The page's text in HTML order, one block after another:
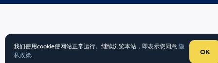
我们使用cookie使网站正常运行。继续浏览本站，即表示您同意 隐
私政策.
OK